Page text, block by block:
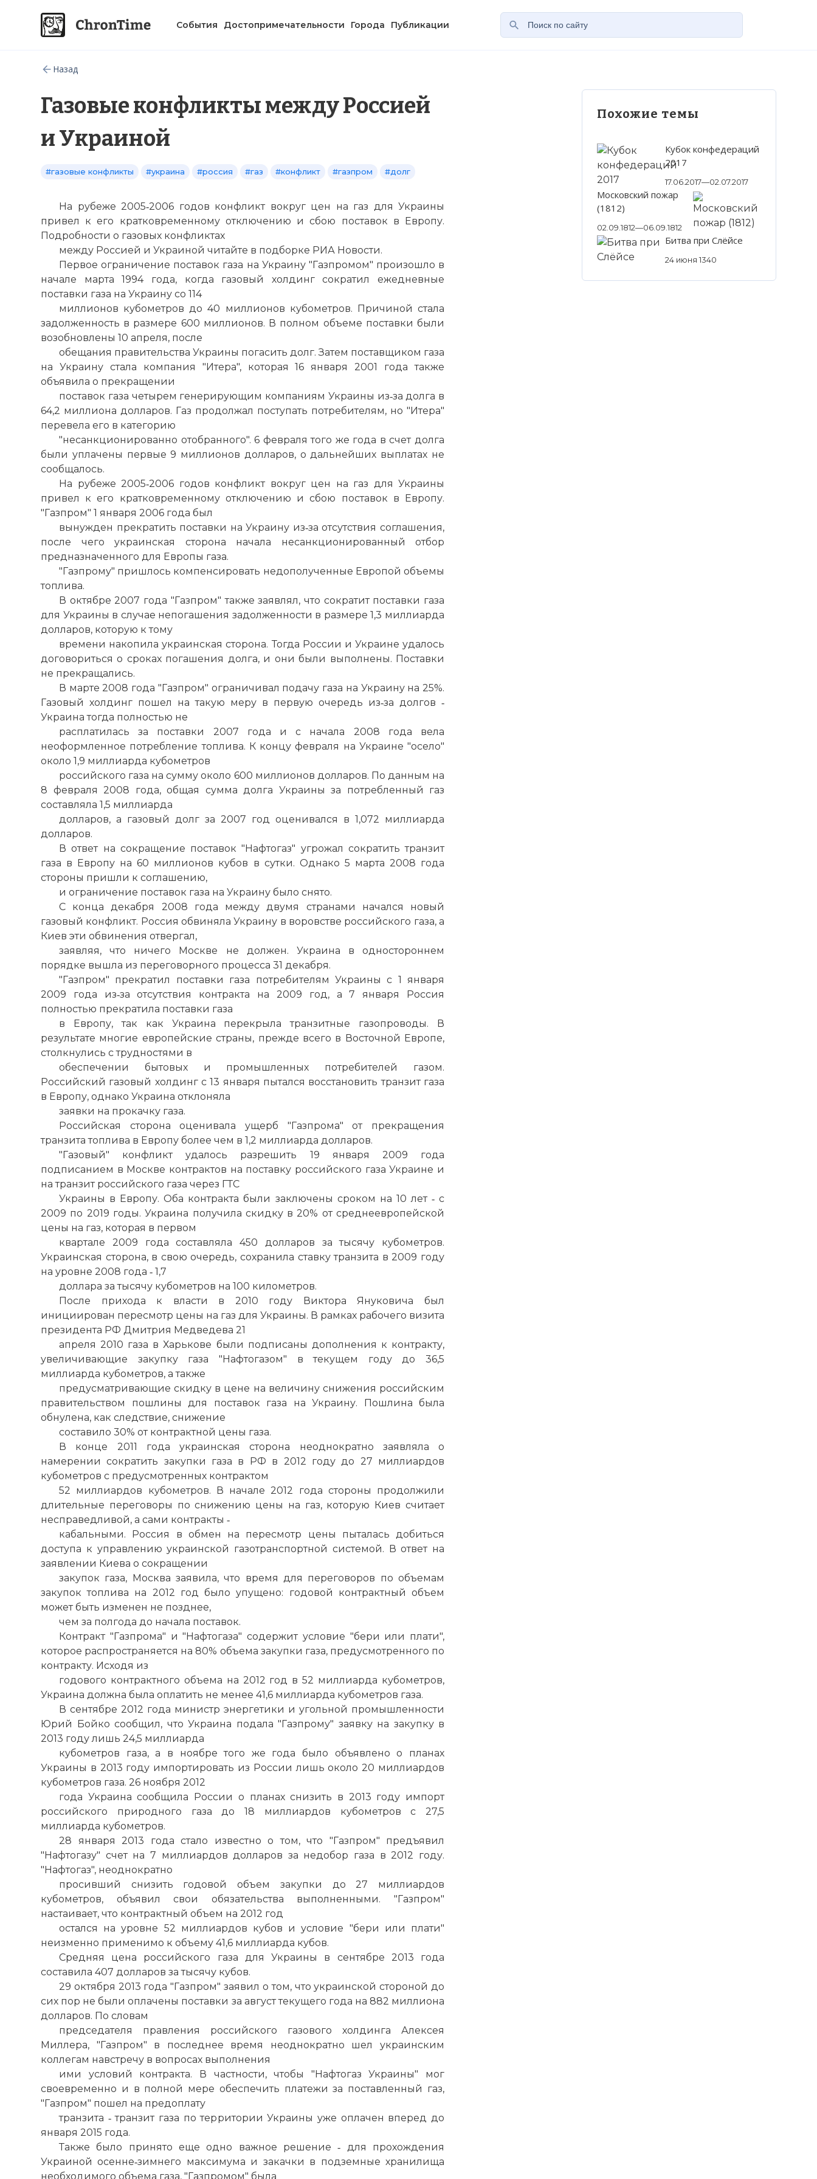
События Достопримечательности Города Публикации
Назад
Газовые конфликты между Россией
и Украиной
#газовые конфликты #украина #россия #газ #конфликт #газпром #долг
На рубеже 2005‑2006 годов конфликт вокруг цен на газ для Украины
привел к его кратковременному отключению и сбою поставок в Европу.
Подробности о газовых конфликтах
между Россией и Украиной читайте в подборке РИА Новости.
Первое ограничение поставок газа на Украину "Газпромом" произошло в
начале марта 1994 года, когда газовый холдинг сократил ежедневные
поставки газа на Украину со 114
миллионов кубометров до 40 миллионов кубометров. Причиной стала
задолженность в размере 600 миллионов. В полном объеме поставки были
возобновлены 10 апреля, после
обещания правительства Украины погасить долг. Затем поставщиком газа
на Украину стала компания "Итера", которая 16 января 2001 года также
объявила о прекращении
поставок газа четырем генерирующим компаниям Украины из‑за долга в
64,2 миллиона долларов. Газ продолжал поступать потребителям, но "Итера"
перевела его в категорию
"несанкционированно отобранного". 6 февраля того же года в счет долга
были уплачены первые 9 миллионов долларов, о дальнейших выплатах не
сообщалось.
На рубеже 2005‑2006 годов конфликт вокруг цен на газ для Украины
привел к его кратковременному отключению и сбою поставок в Европу.
"Газпром" 1 января 2006 года был
вынужден прекратить поставки на Украину из‑за отсутствия соглашения,
после чего украинская сторона начала несанкционированный отбор
предназначенного для Европы газа.
"Газпрому" пришлось компенсировать недополученные Европой объемы
топлива.
В октябре 2007 года "Газпром" также заявлял, что сократит поставки газа
для Украины в случае непогашения задолженности в размере 1,3 миллиарда
долларов, которую к тому
времени накопила украинская сторона. Тогда России и Украине удалось
договориться о сроках погашения долга, и они были выполнены. Поставки
не прекращались.
В марте 2008 года "Газпром" ограничивал подачу газа на Украину на 25%.
Газовый холдинг пошел на такую меру в первую очередь из‑за долгов ‑
Украина тогда полностью не
расплатилась за поставки 2007 года и с начала 2008 года вела
неоформленное потребление топлива. К концу февраля на Украине "осело"
около 1,9 миллиарда кубометров
российского газа на сумму около 600 миллионов долларов. По данным на
8 февраля 2008 года, общая сумма долга Украины за потребленный газ
составляла 1,5 миллиарда
долларов, а газовый долг за 2007 год оценивался в 1,072 миллиарда
долларов.
В ответ на сокращение поставок "Нафтогаз" угрожал сократить транзит
газа в Европу на 60 миллионов кубов в сутки. Однако 5 марта 2008 года
стороны пришли к соглашению,
и ограничение поставок газа на Украину было снято.
С конца декабря 2008 года между двумя странами начался новый
газовый конфликт. Россия обвиняла Украину в воровстве российского газа, а
Киев эти обвинения отвергал,
заявляя, что ничего Москве не должен. Украина в одностороннем
порядке вышла из переговорного процесса 31 декабря.
"Газпром" прекратил поставки газа потребителям Украины с 1 января
2009 года из‑за отсутствия контракта на 2009 год, а 7 января Россия
полностью прекратила поставки газа
в Европу, так как Украина перекрыла транзитные газопроводы. В
результате многие европейские страны, прежде всего в Восточной Европе,
столкнулись с трудностями в
обеспечении бытовых и промышленных потребителей газом.
Российский газовый холдинг с 13 января пытался восстановить транзит газа
в Европу, однако Украина отклоняла
заявки на прокачку газа.
Российская сторона оценивала ущерб "Газпрома" от прекращения
транзита топлива в Европу более чем в 1,2 миллиарда долларов.
"Газовый" конфликт удалось разрешить 19 января 2009 года
подписанием в Москве контрактов на поставку российского газа Украине и
на транзит российского газа через ГТС
Украины в Европу. Оба контракта были заключены сроком на 10 лет ‑ с
2009 по 2019 годы. Украина получила скидку в 20% от среднеевропейской
цены на газ, которая в первом
квартале 2009 года составляла 450 долларов за тысячу кубометров.
Украинская сторона, в свою очередь, сохранила ставку транзита в 2009 году
на уровне 2008 года ‑ 1,7
доллара за тысячу кубометров на 100 километров.
После прихода к власти в 2010 году Виктора Януковича был
инициирован пересмотр цены на газ для Украины. В рамках рабочего визита
президента РФ Дмитрия Медведева 21
апреля 2010 газа в Харькове были подписаны дополнения к контракту,
увеличивающие закупку газа "Нафтогазом" в текущем году до 36,5
миллиарда кубометров, а также
предусматривающие скидку в цене на величину снижения российским
правительством пошлины для поставок газа на Украину. Пошлина была
обнулена, как следствие, снижение
составило 30% от контрактной цены газа.
В конце 2011 года украинская сторона неоднократно заявляла о
намерении сократить закупки газа в РФ в 2012 году до 27 миллиардов
кубометров с предусмотренных контрактом
52 миллиардов кубометров. В начале 2012 года стороны продолжили
длительные переговоры по снижению цены на газ, которую Киев считает
несправедливой, а сами контракты ‑
кабальными. Россия в обмен на пересмотр цены пыталась добиться
доступа к управлению украинской газотранспортной системой. В ответ на
заявлении Киева о сокращении
закупок газа, Москва заявила, что время для переговоров по объемам
закупок топлива на 2012 год было упущено: годовой контрактный объем
может быть изменен не позднее,
чем за полгода до начала поставок.
Контракт "Газпрома" и "Нафтогаза" содержит условие "бери или плати",
которое распространяется на 80% объема закупки газа, предусмотренного по
контракту. Исходя из
годового контрактного объема на 2012 год в 52 миллиарда кубометров,
Украина должна была оплатить не менее 41,6 миллиарда кубометров газа.
В сентябре 2012 года министр энергетики и угольной промышленности
Юрий Бойко сообщил, что Украина подала "Газпрому" заявку на закупку в
2013 году лишь 24,5 миллиарда
кубометров газа, а в ноябре того же года было объявлено о планах
Украины в 2013 году импортировать из России лишь около 20 миллиардов
кубометров газа. 26 ноября 2012
года Украина сообщила России о планах снизить в 2013 году импорт
российского природного газа до 18 миллиардов кубометров с 27,5
миллиарда кубометров.
28 января 2013 года стало известно о том, что "Газпром" предъявил
"Нафтогазу" счет на 7 миллиардов долларов за недобор газа в 2012 году.
"Нафтогаз", неоднократно
просивший снизить годовой объем закупки до 27 миллиардов
кубометров, объявил свои обязательства выполненными. "Газпром"
настаивает, что контрактный объем на 2012 год
остался на уровне 52 миллиардов кубов и условие "бери или плати"
неизменно применимо к объему 41,6 миллиарда кубов.
Средняя цена российского газа для Украины в сентябре 2013 года
составила 407 долларов за тысячу кубов.
29 октября 2013 года "Газпром" заявил о том, что украинской стороной до
сих пор не были оплачены поставки за август текущего года на 882 миллиона
долларов. По словам
председателя правления российского газового холдинга Алексея
Миллера, "Газпром" в последнее время неоднократно шел украинским
коллегам навстречу в вопросах выполнения
ими условий контракта. В частности, чтобы "Нафтогаз Украины" мог
своевременно и в полной мере обеспечить платежи за поставленный газ,
"Газпром" пошел на предоплату
транзита ‑ транзит газа по территории Украины уже оплачен вперед до
января 2015 года.
Также было принято еще одно важное решение ‑ для прохождения
Украиной осенне‑зимнего максимума и закачки в подземные хранилища
необходимого объема газа, "Газпромом" была
Похожие темы
Кубок конфедераций
2017
17.06.2017—02.07.2017
Московский пожар
(1812)
02.09.1812—06.09.1812
Битва при Слёйсе
24 июня 1340
☓
Газовые конфликты между Россией и Украиной
Имя:
Комментарий:
Проверочный код:
Вернуться в статью:Газовые конфликты между Россией и Украиной